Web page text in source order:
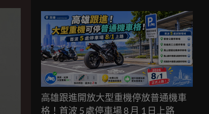
高雄跟進開放大型重機停放普通機車
格！首波 5 處停車場 8 月 1 日上路